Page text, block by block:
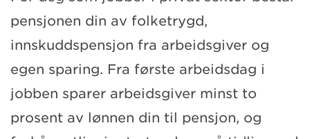
pensjonen din av folketrygd,
innskuddspensjon fra arbeidsgiver og
egen sparing. Fra første arbeidsdag i
jobben sparer arbeidsgiver minst to
prosent av lønnen din til pensjon, og